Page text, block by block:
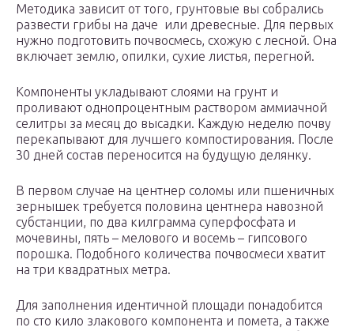
Методика зависит от того, грунтовые вы собрались
развести грибы на даче или древесные. Для первых
нужно подготовить почвосмесь, схожую с лесной. Она
включает землю, опилки, сухие листья, перегной.
Компоненты укладывают слоями на грунт и
проливают однопроцентным раствором аммиачной
селитры за месяц до высадки. Каждую неделю почву
перекапывают для лучшего компостирования. После
30 дней состав переносится на будущую делянку.
В первом случае на центнер соломы или пшеничных
зернышек требуется половина центнера навозной
субстанции, по два килграмма суперфосфата и
мочевины, пять – мелового и восемь – гипсового
порошка. Подобного количества почвосмеси хватит
на три квадратных метра.
Для заполнения идентичной площади понадобится
по сто кило злакового компонента и помета, а также